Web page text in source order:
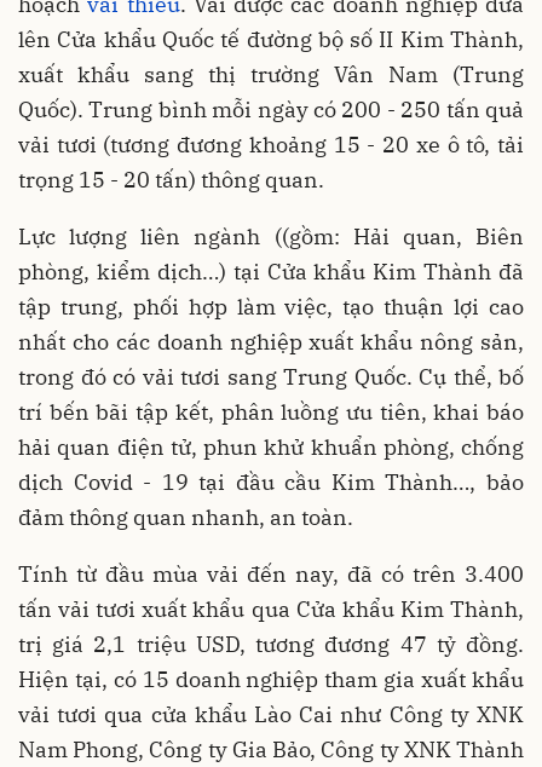
lên Cửa khẩu Quốc tế đường bộ số II Kim Thành,
xuất khẩu sang thị trường Vân Nam (Trung
Quốc). Trung bình mỗi ngày có 200 - 250 tấn quả
vải tươi (tương đương khoảng 15 - 20 xe ô tô, tải
trọng 15 - 20 tấn) thông quan.
Lực lượng liên ngành ((gồm: Hải quan, Biên
phòng, kiểm dịch…) tại Cửa khẩu Kim Thành đã
tập trung, phối hợp làm việc, tạo thuận lợi cao
nhất cho các doanh nghiệp xuất khẩu nông sản,
trong đó có vải tươi sang Trung Quốc. Cụ thể, bố
trí bến bãi tập kết, phân luồng ưu tiên, khai báo
hải quan điện tử, phun khử khuẩn phòng, chống
dịch Covid - 19 tại đầu cầu Kim Thành…, bảo
đảm thông quan nhanh, an toàn.
Tính từ đầu mùa vải đến nay, đã có trên 3.400
tấn vải tươi xuất khẩu qua Cửa khẩu Kim Thành,
trị giá 2,1 triệu USD, tương đương 47 tỷ đồng.
Hiện tại, có 15 doanh nghiệp tham gia xuất khẩu
vải tươi qua cửa khẩu Lào Cai như Công ty XNK
Nam Phong, Công ty Gia Bảo, Công ty XNK Thành